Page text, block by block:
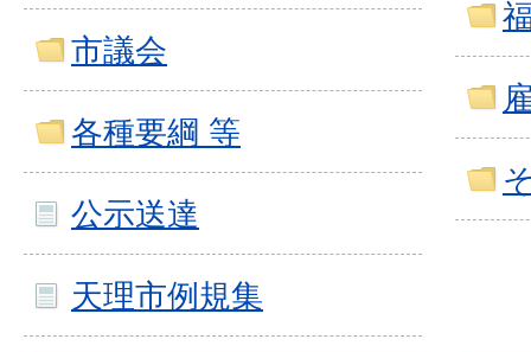
市議会
各種要綱 等
公示送達
天理市例規集